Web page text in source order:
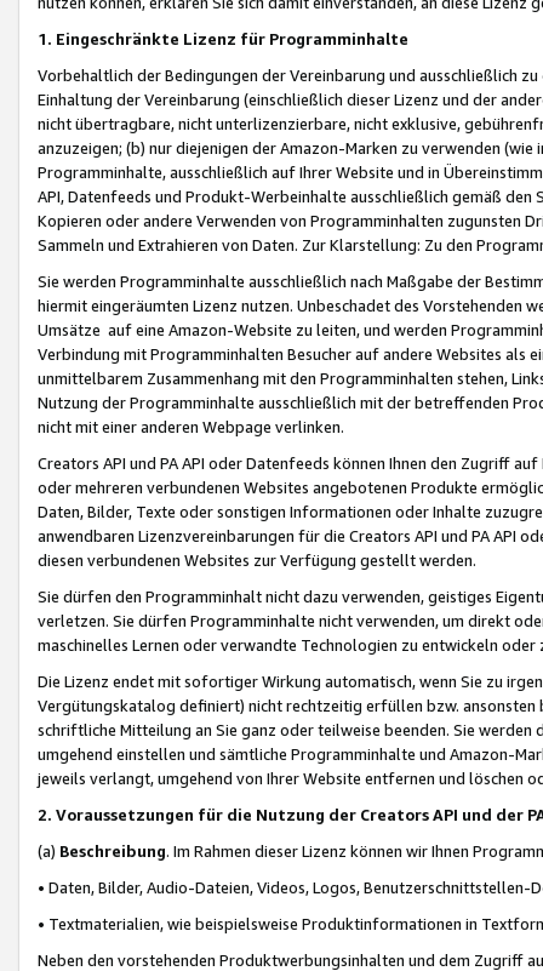
1. Eingeschränkte Lizenz für Programminhalte
Vorbehaltlich der Bedingungen der Vereinbarung und ausschließlich
Einhaltung der Vereinbarung (einschließlich dieser Lizenz und der
nicht übertragbare, nicht unterlizenzierbare, nicht exklusive,
anzuzeigen; (b) nur diejenigen der Amazon-Marken zu verwenden
Programminhalte, ausschließlich auf Ihrer Website und in
API, Datenfeeds und Produkt-Werbeinhalte ausschließlich gemäß
Kopieren oder andere Verwenden von Programminhalten zugunsten
Sammeln und Extrahieren von Daten. Zur Klarstellung: Zu den
Sie werden Programminhalte ausschließlich nach Maßgabe der
hiermit eingeräumten Lizenz nutzen. Unbeschadet des Vorstehenden
Umsätze auf eine Amazon-Website zu leiten, und werden
Verbindung mit Programminhalten Besucher auf andere Websites als
unmittelbarem Zusammenhang mit den Programminhalten stehen,
Nutzung der Programminhalte ausschließlich mit der betreffenden
nicht mit einer anderen Webpage verlinken.
Creators API und PA API oder Datenfeeds können Ihnen den Zugriff
oder mehreren verbundenen Websites angebotenen Produkte
Daten, Bilder, Texte oder sonstigen Informationen oder Inhalte
anwendbaren Lizenzvereinbarungen für die Creators API und PA API
diesen verbundenen Websites zur Verfügung gestellt werden.
Sie dürfen den Programminhalt nicht dazu verwenden, geistiges
verletzen. Sie dürfen Programminhalte nicht verwenden, um direkt
maschinelles Lernen oder verwandte Technologien zu entwickeln
Die Lizenz endet mit sofortiger Wirkung automatisch, wenn Sie zu
Vergütungskatalog definiert) nicht rechtzeitig erfüllen bzw. ansonsten
schriftliche Mitteilung an Sie ganz oder teilweise beenden. Sie werden
umgehend einstellen und sämtliche Programminhalte und Amazon-
jeweils verlangt, umgehend von Ihrer Website entfernen und löschen
2. Voraussetzungen für die Nutzung der Creators API und der
(a) Beschreibung. Im Rahmen dieser Lizenz können wir Ihnen
• Daten, Bilder, Audio-Dateien, Videos, Logos, Benutzerschnittstellen-
• Textmaterialien, wie beispielsweise Produktinformationen in
Neben den vorstehenden Produktwerbungsinhalten und dem Zugriff